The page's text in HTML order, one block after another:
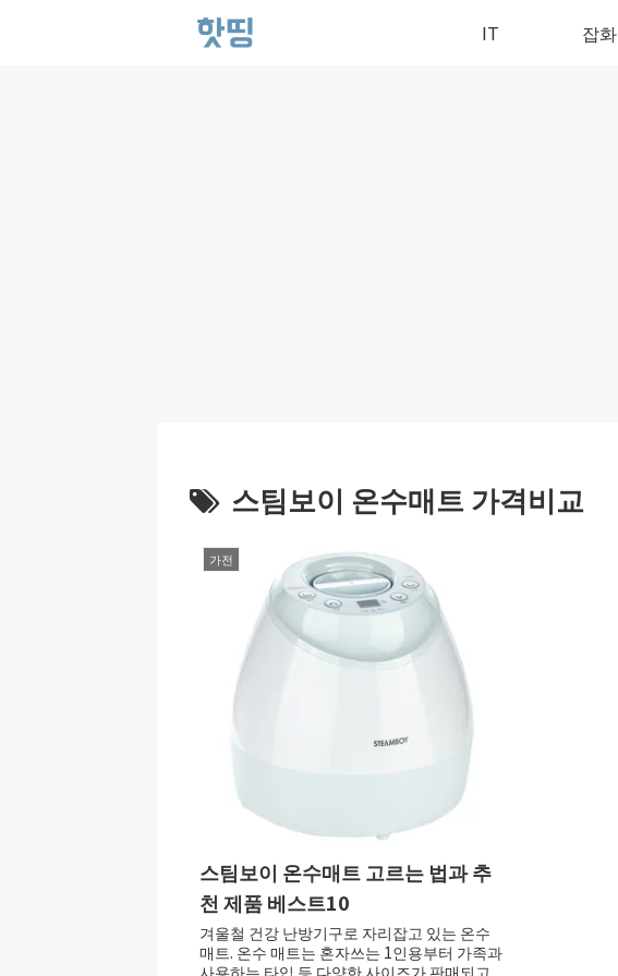
IT 잡화
스팀보이 온수매트 가격비교
가전
스팀보이 온수매트 고르는 법과 추
천 제품 베스트10
겨울철 건강 난방기구로 자리잡고 있는 온수
매트. 온수 매트는 혼자쓰는 1인용부터 가족과
사용하는 타입 등 다양한 사이즈가 판매되고